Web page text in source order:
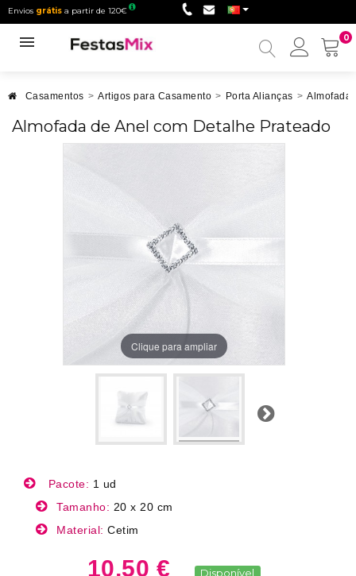
Envios grátis a partir de 120€
0
Minha
Casamentos > Artigos para Casamento > Porta Alianças >
Almofada de Anel com Detalhe Prateado
Clique para ampliar
Próximo
Pacote: 1 ud
Tamanho: 20 x 20 cm
Material: Cetim
10,50 € Disponível